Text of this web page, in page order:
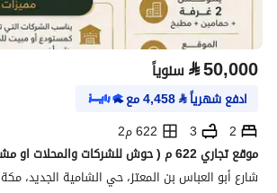
⃁50,000 سنوياً
ادفع شهرياً⃁
4,458مع
2
3
622 م2
موقع تجاري 622 م ( حوش للشركات والمحلات او مشاريع شاليهات)
شارع أبو العباس بن المعتز، حي الشامية الجديد، مكة